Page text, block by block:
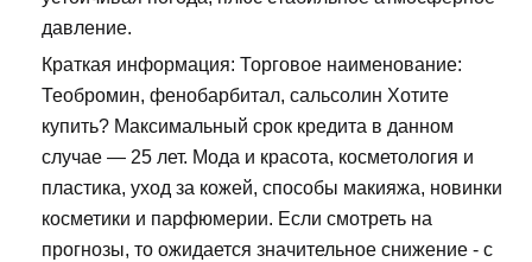
давление.
Краткая информация: Торговое наименование:
Теобромин, фенобарбитал, сальсолин Хотите
купить? Максимальный срок кредита в данном
случае — 25 лет. Мода и красота, косметология и
пластика, уход за кожей, способы макияжа, новинки
косметики и парфюмерии. Если смотреть на
прогнозы, то ожидается значительное снижение - с